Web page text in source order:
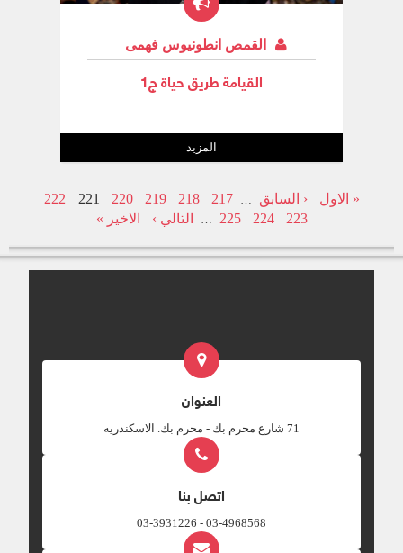
القمص انطونيوس فهمى
القيامة طريق حياة ج1
المزيد
« الاول ‹ السابق 217
218
219
220
221
222
223
224
225 التالي › الاخير »
العنوان
‎71 شارع محرم بك - محرم بك. الاسكندريه
اتصل بنا
03-4968568 - 03-3931226